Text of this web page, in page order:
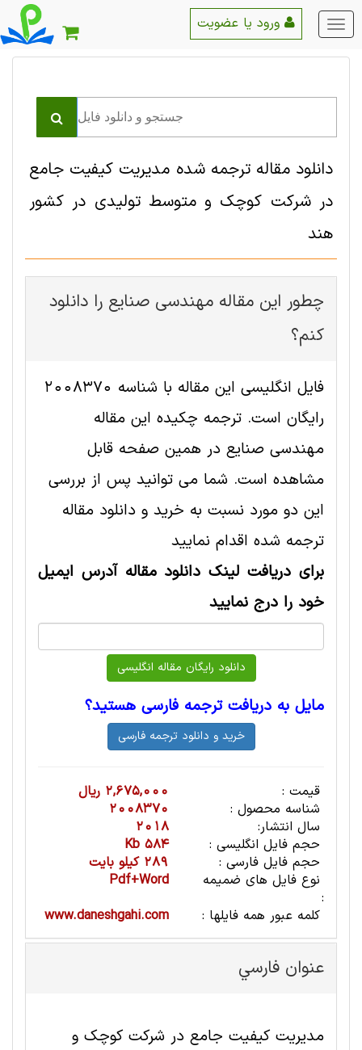
منو
اصلی
دانلود مقاله ترجمه شده مدیریت کیفیت جامع
در شرکت کوچک و متوسط تولیدی در کشور
هند
چطور این مقاله مهندسی صنايع را دانلود
کنم؟
فایل انگلیسی این مقاله با شناسه 2008370
رایگان است. ترجمه چکیده این مقاله
مهندسی صنايع در همین صفحه قابل
مشاهده است. شما می توانید پس از بررسی
این دو مورد نسبت به خرید و دانلود مقاله
ترجمه شده اقدام نمایید
برای دریافت لینک دانلود مقاله آدرس ایمیل
خود را درج نمایید
مایل به دریافت ترجمه فارسی هستید؟
قیمت :
2,675,000 ریال
شناسه محصول :
2008370
سال انتشار:
2018
حجم فایل انگلیسی :
584 Kb
حجم فایل فارسی :
289 کیلو بایت
نوع فایل های ضمیمه
:
Pdf+Word
کلمه عبور همه فایلها :
www.daneshgahi.com
عنوان فارسي
مدیریت کیفیت جامع در شرکت کوچک و